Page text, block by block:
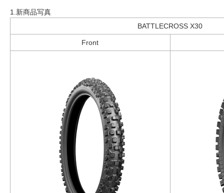
1.新商品写真
BATTLECROSS X30
Front